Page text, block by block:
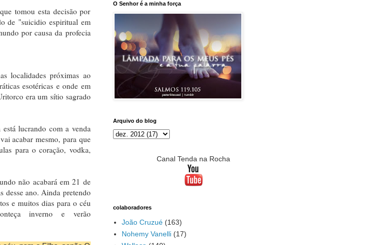
tomou esta decisão por
de "suicidio espiritual em
por causa da profecia
localidades próximas ao
esotéricas e onde em
era um sítio sagrado
lucrando com a venda
acabar mesmo, para que
para o coração, vodka,
não acabará em 21 de
desse ano. Ainda pretendo
e muitos dias para o céu
inverno e verão
O Senhor é a minha força
Arquivo do blog
Canal Tenda na Rocha
colaboradores
João Cruzué (163)
Nohemy Vanelli (17)